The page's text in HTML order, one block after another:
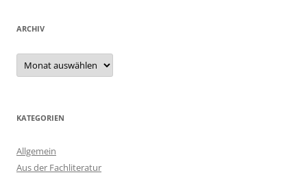
ARCHIV
Archiv
KATEGORIEN
Allgemein
Aus der Fachliteratur